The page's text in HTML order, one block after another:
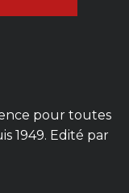
pour toutes
1949. Edité par